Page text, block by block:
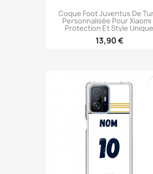
Coque Foot Juventus De
Personnalisée Pour Xiaomi
Protection Et Style Unique
13,90 €